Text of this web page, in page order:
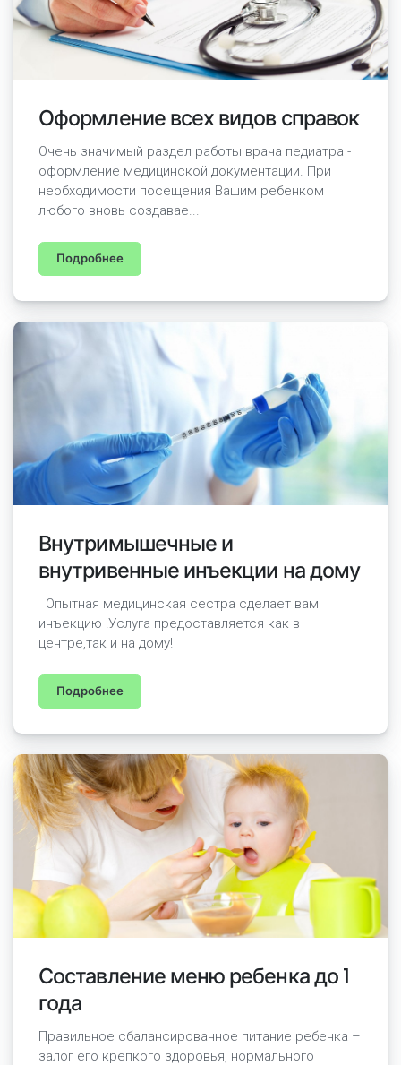
Оформление всех видов справок
Очень значимый раздел работы врача педиатра -
оформление медицинской документации. При
необходимости посещения Вашим ребенком
любого вновь создавае...
Подробнее
Внутримышечные и
внутривенные инъекции на дому
Опытная медицинская сестра сделает вам
инъекцию !Услуга предоставляется как в
центре,так и на дому!
Подробнее
Составление меню ребенка до 1
года
Правильное сбалансированное питание ребенка –
залог его крепкого здоровья, нормального